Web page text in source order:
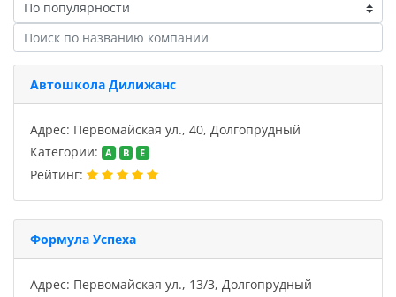
Автошкола Дилижанс
Адрес: Первомайская ул., 40, Долгопрудный
Категории:
A B E
Рейтинг:
Формула Успеха
Адрес: Первомайская ул., 13/3, Долгопрудный